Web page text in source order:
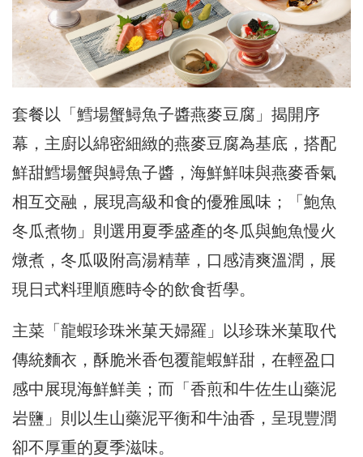
套餐以「鱈場蟹鱘魚子醬燕麥豆腐」揭開序
幕，主廚以綿密細緻的燕麥豆腐為基底，搭配
鮮甜鱈場蟹與鱘魚子醬，海鮮鮮味與燕麥香氣
相互交融，展現高級和食的優雅風味；「鮑魚
冬瓜煮物」則選用夏季盛產的冬瓜與鮑魚慢火
燉煮，冬瓜吸附高湯精華，口感清爽溫潤，展
現日式料理順應時令的飲食哲學。
主菜「龍蝦珍珠米菓天婦羅」以珍珠米菓取代
傳統麵衣，酥脆米香包覆龍蝦鮮甜，在輕盈口
感中展現海鮮鮮美；而「香煎和牛佐生山藥泥
岩鹽」則以生山藥泥平衡和牛油香，呈現豐潤
卻不厚重的夏季滋味。